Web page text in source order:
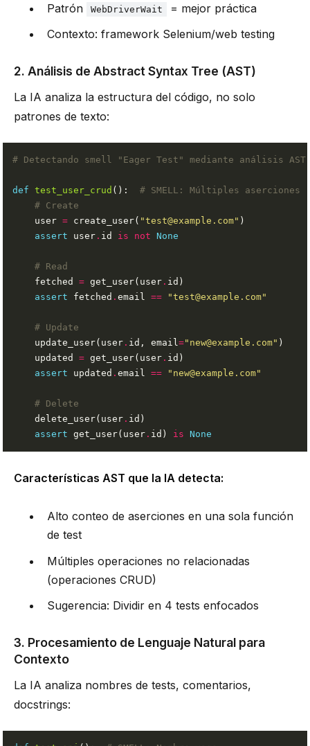
Patrón
WebDriverWait
= mejor práctica
Contexto: framework Selenium/web testing
2. Análisis de Abstract Syntax Tree (AST)
La IA analiza la estructura del código, no solo
patrones de texto:
# Detectando smell "Eager Test" mediante análisis AST
def test_user_crud (): # SMELL: Múltiples aserciones
# Create
    user
= create_user( "test@example.com"
assert user . id is not None
# Read
    fetched
= get_user(user .
assert fetched .email == "test@example.com"
# Update
    update_user(user
. id, email="new@example.com"
    updated
= get_user(user .
assert updated .email == "new@example.com"
# Delete
    delete_user(user
.
assert get_user(user . id) is None
Características AST que la IA detecta:
Alto conteo de aserciones en una sola función
de test
Múltiples operaciones no relacionadas
(operaciones CRUD)
Sugerencia: Dividir en 4 tests enfocados
3. Procesamiento de Lenguaje Natural para
Contexto
La IA analiza nombres de tests, comentarios,
docstrings: